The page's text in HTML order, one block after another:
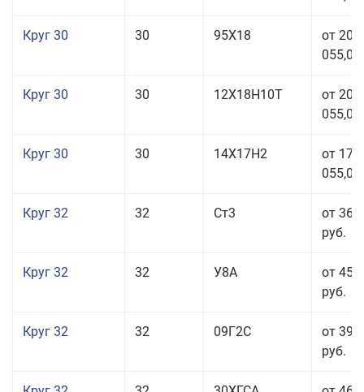
Круг 30 30 95Х18
от 208
055,00
Круг 30 30 12Х18Н10Т
от 208
055,00
Круг 30 30 14Х17Н2
от 177
055,00
Круг 32 32 Ст3
от 36
руб.
Круг 32 32 У8А
от 45
руб.
Круг 32 32 09Г2С
от 39
руб.